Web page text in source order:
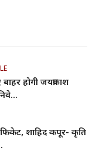
होगी जयप्रकाश
शाहिद कपूर- कृति